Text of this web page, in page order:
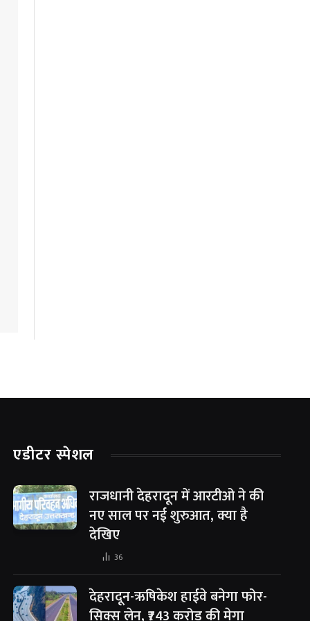
एडीटर स्पेशल
राजधानी देहरादून में आरटीओ ने की
नए साल पर नई शुरुआत, क्या है
देखिए
36
देहरादून-ऋषिकेश हाईवे बनेगा फोर-
सिक्स लेन, ₹743 करोड़ की मेगा